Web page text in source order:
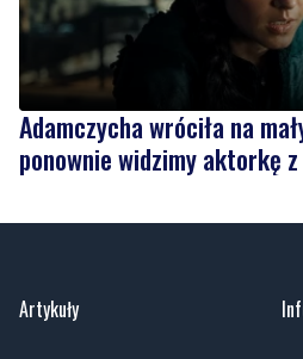
Adamczycha wróciła na
ponownie widzimy aktorkę z
Artykuły